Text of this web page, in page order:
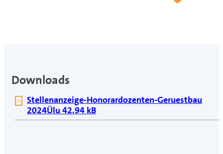
Downloads
Stellenanzeige-Honorardozenten-Geruestbau
2024Ülu 42.94 kB